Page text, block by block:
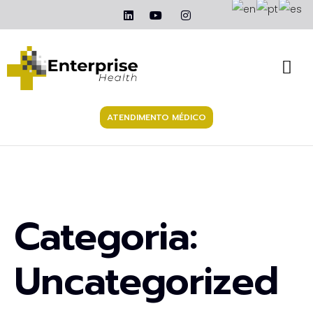
ATENDIMENTO MÉDICO
Categoria:
Uncategorized